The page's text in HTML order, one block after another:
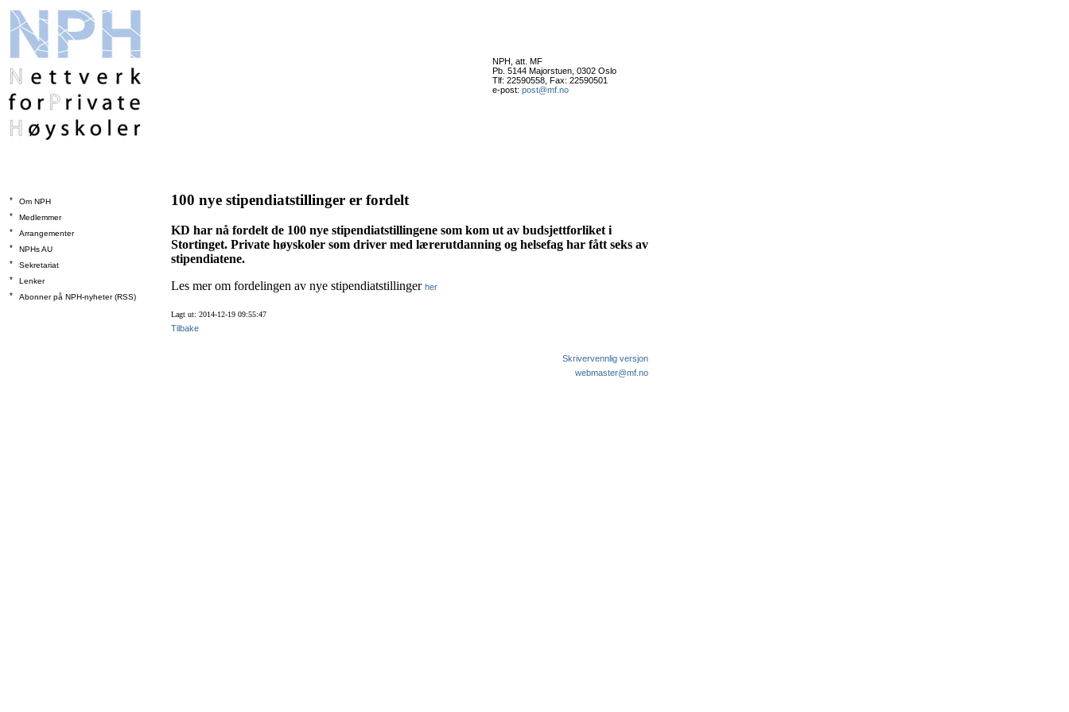
NPH, att. MF
Pb. 5144 Majorstuen, 0302 Oslo
Tlf: 22590558, Fax: 22590501
e-post: post@mf.no
*
Om NPH
*
Medlemmer
*
Arrangementer
*
NPHs AU
*
Sekretariat
*
Lenker
*
Abonner på NPH-nyheter (RSS)
100 nye stipendiatstillinger er fordelt
KD har nå fordelt de 100 nye stipendiatstillingene som kom ut av budsjettforliket i
Stortinget. Private høyskoler som driver med lærerutdanning og helsefag har fått seks av
stipendiatene.
Les mer om fordelingen av nye stipendiatstillinger her
Lagt ut: 2014-12-19 09:55:47
Tilbake
Skrivervennlig versjon
webmaster@mf.no